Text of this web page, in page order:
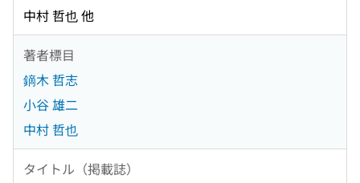
中村 哲也 他
著者標目
鏑木 哲志
小谷 雄二
中村 哲也
タイトル（掲載誌）